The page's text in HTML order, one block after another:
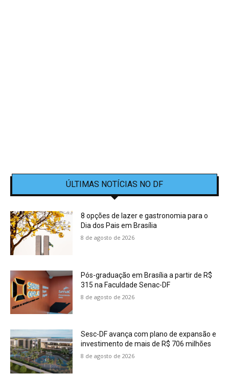
ÚLTIMAS NOTÍCIAS NO DF
8 opções de lazer e gastronomia para o
Dia dos Pais em Brasília
8 de agosto de 2026
Pós-graduação em Brasília a partir de R$
315 na Faculdade Senac-DF
8 de agosto de 2026
Sesc-DF avança com plano de expansão e
investimento de mais de R$ 706 milhões
8 de agosto de 2026